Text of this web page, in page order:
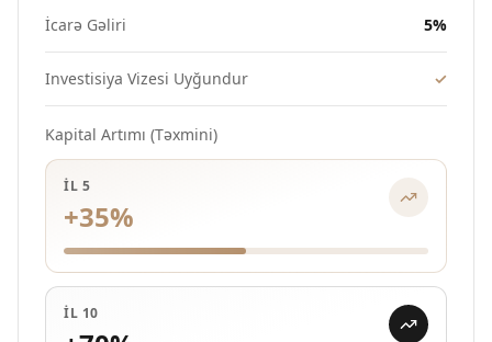
İcarə Gəliri 5%
Investisiya Vizesi Uyğundur ✓
Kapital Artımı (Təxmini)
İL 5
+35%
İL 10